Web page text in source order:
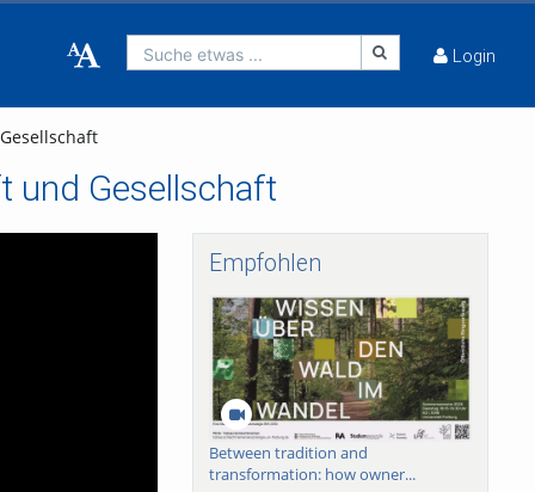
Suche etwas ... Login
und Gesellschaft
Empfohlen
Between tradition and
transformation: how owner...